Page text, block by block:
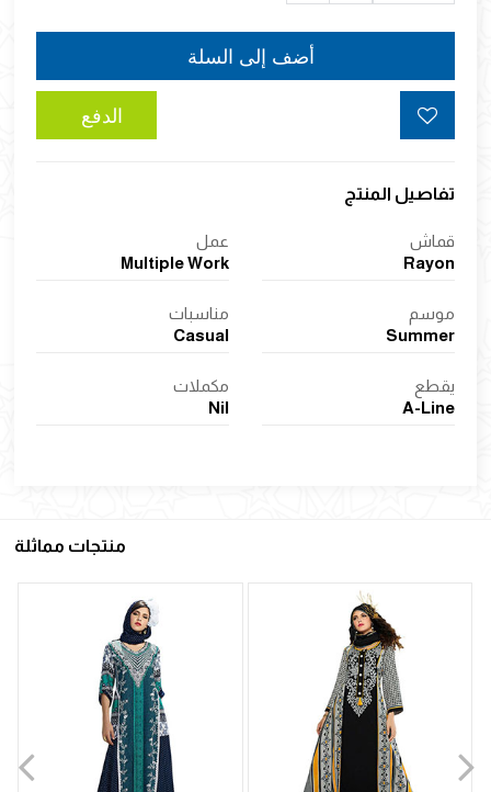
تفاصيل المنتج
قماش
Rayon
عمل
Multiple Work
موسم
Summer
مناسبات
Casual
يقطع
A-Line
مكملات
Nil
منتجات مماثلة